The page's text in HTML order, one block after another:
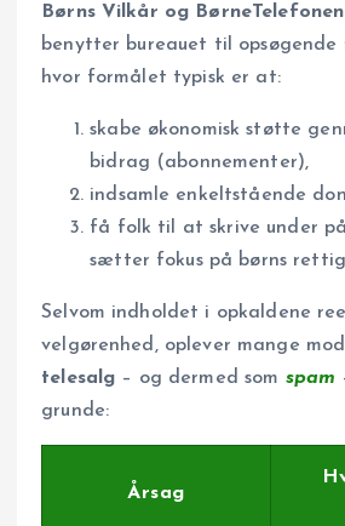
Børns Vilkår og BørneTelefonen
benytter bureauet til opsøgende
hvor formålet typisk er at:
skabe økonomisk støtte
bidrag (abonnementer),
indsamle enkeltstående
få folk til at skrive under
sætter fokus på børns
Selvom indholdet i opkaldene
velgørenhed, oplever mange
telesalg – og dermed som spam
grunde:
Årsag